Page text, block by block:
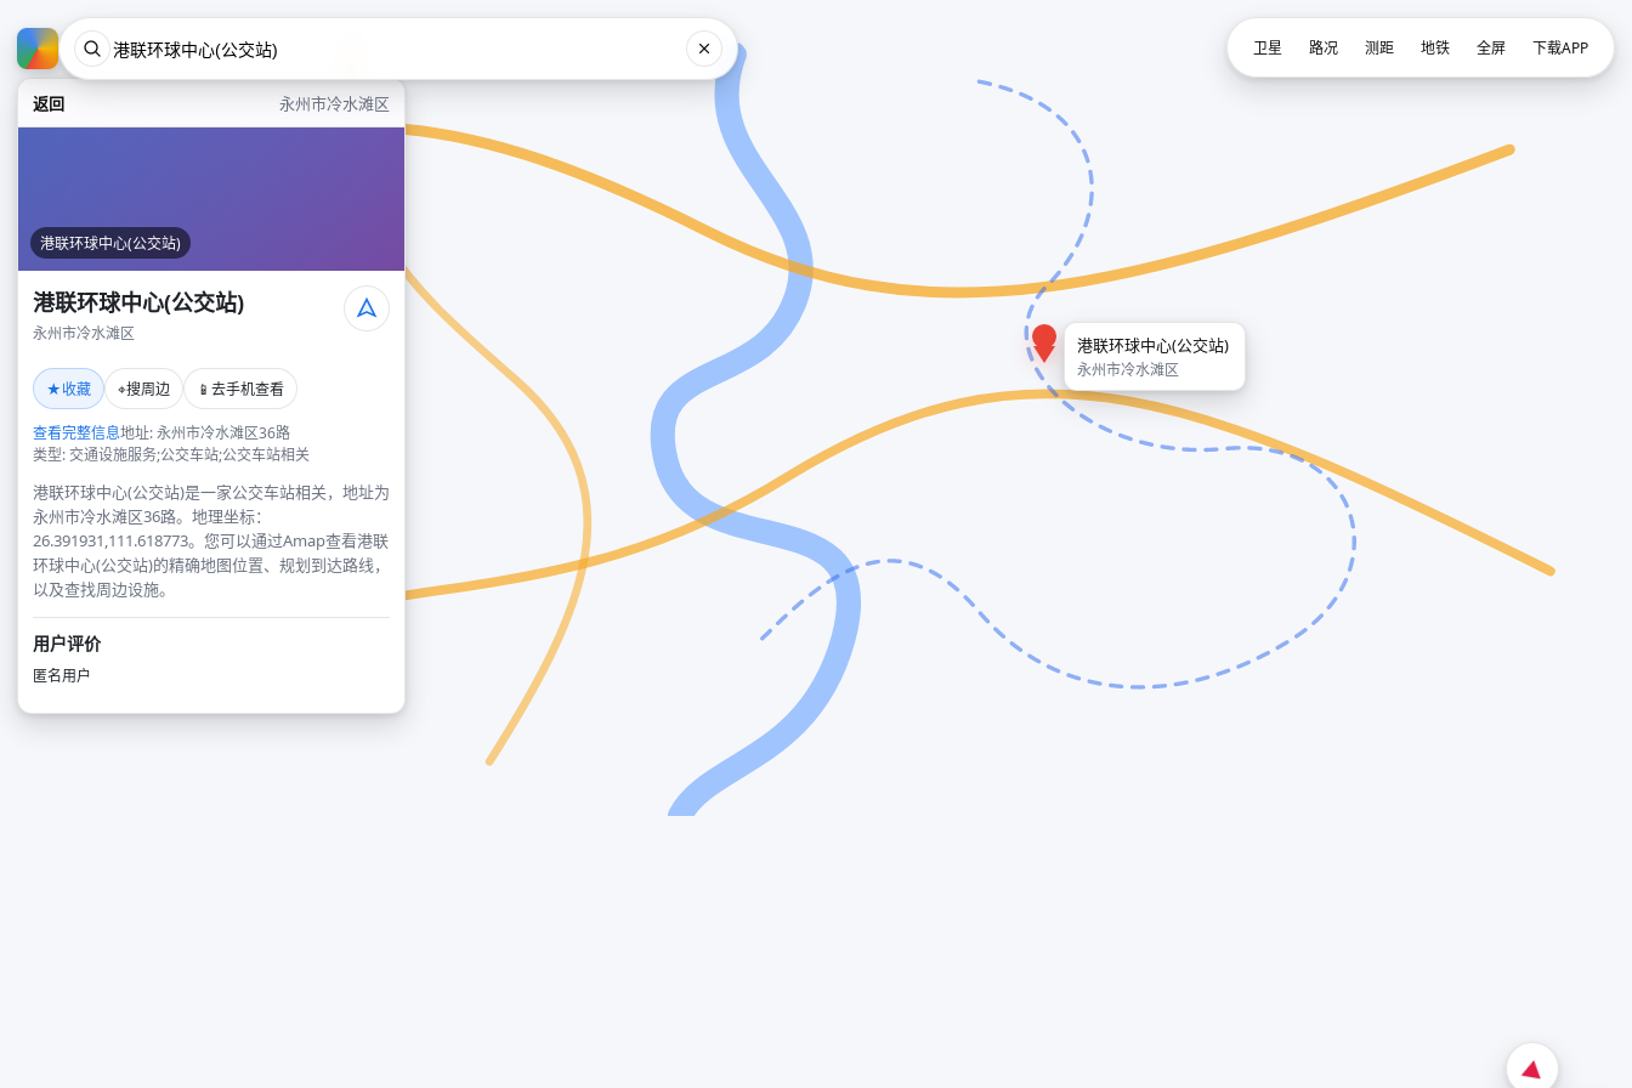
返回 永州市冷水滩区
港联环球中心(公交站)
港联环球中心(公交站)
永州市冷水滩区
★收藏 ⌖搜周边 📱 去手机查看
查看完整信息地址: 永州市冷水滩区36路
类型: 交通设施服务;公交车站;公交车站相关
港联环球中心(公交站)是一家公交车站相关，地址为
永州市冷水滩区36路。地理坐标：
26.391931,111.618773。您可以通过Amap查看港联
环球中心(公交站)的精确地图位置、规划到达路线，
以及查找周边设施。
用户评价
匿名用户
港联环球中心(公交站)
永州市冷水滩区
卫星 路况 测距 地铁 全屏 下载APP